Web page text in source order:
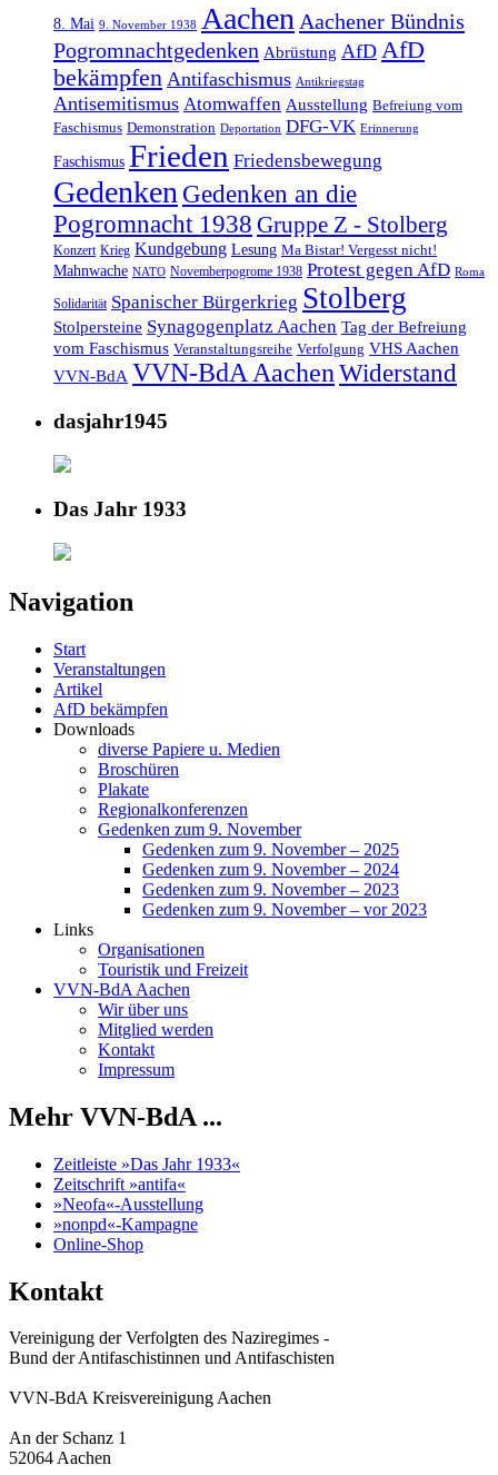
8. Mai 9. November 1938 Aachen Aachener Bündnis
Pogromnachtgedenken Abrüstung AfD AfD
bekämpfen Antifaschismus Antikriegstag
Antisemitismus Atomwaffen Ausstellung Befreiung vom
Faschismus Demonstration Deportation DFG-VK Erinnerung
Faschismus Frieden Friedensbewegung
Gedenken Gedenken an die
Pogromnacht 1938 Gruppe Z - Stolberg
Konzert Krieg Kundgebung Lesung Ma Bistar! Vergesst nicht!
Mahnwache NATO Novemberpogrome 1938 Protest gegen AfD Roma
Solidarität Spanischer Bürgerkrieg Stolberg
Stolpersteine Synagogenplatz Aachen Tag der Befreiung
vom Faschismus Veranstaltungsreihe Verfolgung VHS Aachen
VVN-BdA VVN-BdA AachenWiderstand
dasjahr1945
Das Jahr 1933
Navigation
Start
Veranstaltungen
Artikel
AfD bekämpfen
Downloads
diverse Papiere u. Medien
Broschüren
Plakate
Regionalkonferenzen
Gedenken zum 9. November
Gedenken zum 9. November – 2025
Gedenken zum 9. November – 2024
Gedenken zum 9. November – 2023
Gedenken zum 9. November – vor 2023
Links
Organisationen
Touristik und Freizeit
VVN-BdA Aachen
Wir über uns
Mitglied werden
Kontakt
Impressum
Mehr VVN-BdA ...
Zeitleiste »Das Jahr 1933«
Zeitschrift »antifa«
»Neofa«-Ausstellung
»nonpd«-Kampagne
Online-Shop
Kontakt
Vereinigung der Verfolgten des Naziregimes -
Bund der Antifaschistinnen und Antifaschisten
VVN-BdA Kreisvereinigung Aachen
An der Schanz 1
52064 Aachen